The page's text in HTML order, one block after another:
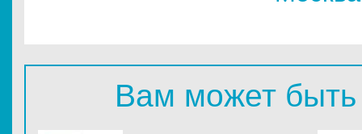
Вам может быть